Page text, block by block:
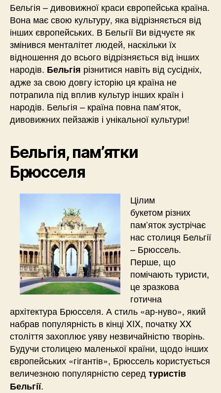
Бельгія – дивовижної краси європейська країна.
Вона має свою культуру, яка відрізняється від
інших європейських. В Бельгії Ви відчуєте як
змінився менталітет людей, наскільки їх
відношення до всього відрізняється від інших
народів. Бельгія різнитися навіть від сусідніх,
адже за свою довгу історію ця країна не
потрапила під вплив культур інших країн і
народів. Бельгія – країна повна пам’яток,
дивовижних пейзажів і унікальної культури!
Бельгія, пам’ятки
Брюсселя
Цілим
букетом різних
пам’яток зустрічає
нас столиця Бельгії
– Брюссель.
Перше, що
помічають туристи,
це зразкова
готична
архітектура Брюсселя. А стиль «ар-нуво», який
набрав популярність в кінці XIX, початку XX
століття захоплює уяву незвичайністю творінь.
Будучи столицею маленької країни, щодо інших
європейських «гігантів», Брюссель користується
величезною популярністю серед туристів
Бельгії.